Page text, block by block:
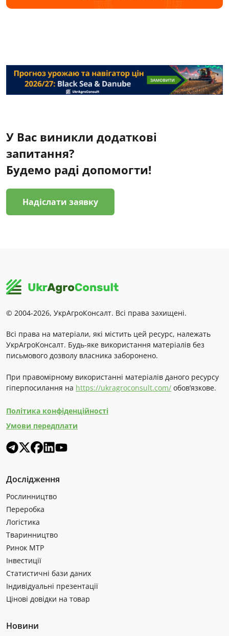
У Вас виникли додаткові
запитання?
Будемо раді допомогти!
Надіслати заявку
© 2004-2026, УкрАгроКонсалт. Всі права захищені.
Всі права на матеріали, які містить цей ресурс, належать
УкрАгроКонсалт. Будь-яке використання матеріалів без
письмового дозволу власника заборонено.
При правомірному використанні матеріалів даного ресурсу
гіперпосилання на https://ukragroconsult.com/ обов’язкове.
Політика конфіденційності
Умови передплати
Дослідження
Рослинництво
Переробка
Логістика
Тваринництво
Ринок МТР
Інвестиції
Статистичні бази даних
Індивідуальні презентації
Цінові довідки на товар
Новини